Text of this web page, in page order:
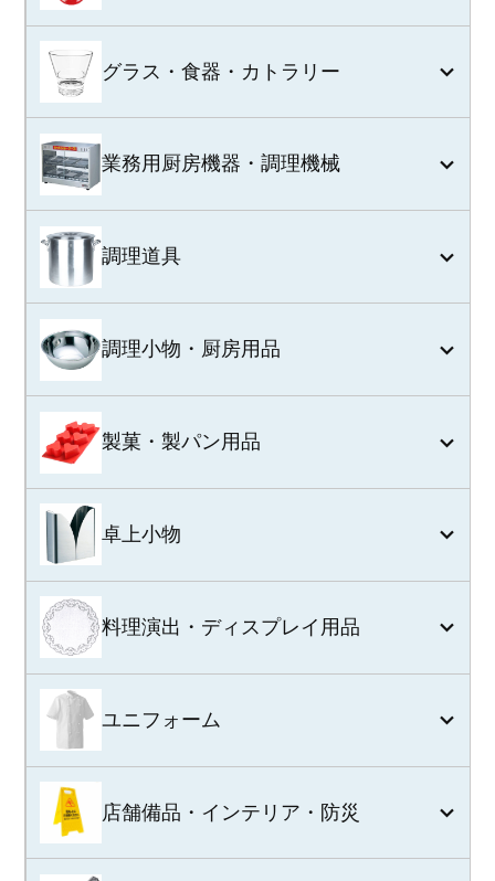
グラス・食器・カトラリー
業務用厨房機器・調理機械
調理道具
調理小物・厨房用品
製菓・製パン用品
卓上小物
料理演出・ディスプレイ用品
ユニフォーム
店舗備品・インテリア・防災